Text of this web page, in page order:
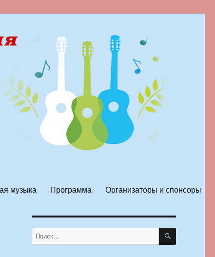
музыка Программа Организаторы и спонсоры
Искать: ПОИСК